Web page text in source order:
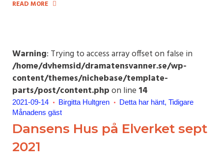
READ MORE
Warning: Trying to access array offset on false in
/home/dvhemsid/dramatensvanner.se/wp-
content/themes/nichebase/template-
parts/post/content.phpon line 14
2021-09-14 Birgitta Hultgren Detta har hänt Tidigare
Månadens gäst
Dansens Hus på Elverket sept
2021